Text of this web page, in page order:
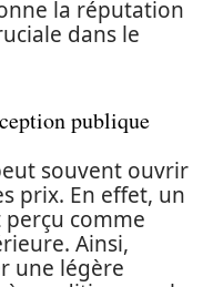
la réputation
dans le
publique
souvent ouvrir
prix. En effet, un
comme
Ainsi,
une légère